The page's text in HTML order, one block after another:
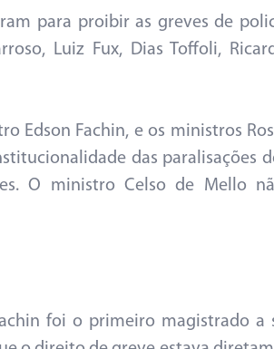
para proibir as greves de
Luiz Fux, Dias Toffoli,
Edson Fachin, e os ministros
das paralisações
O ministro Celso de Mello
foi o primeiro magistrado a